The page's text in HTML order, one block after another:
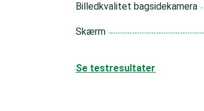
Billedkvalitet bagsidekamera
Skærm
Se testresultater